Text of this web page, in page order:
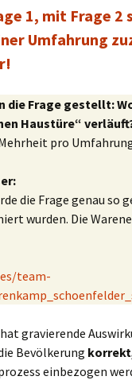
1, mit Frage
Umfahrung
die Frage gestellt:
Haustüre“
pro
die Frage genau so
wurden. Die
team-
gravierende
Bevölkerung
einbezogen